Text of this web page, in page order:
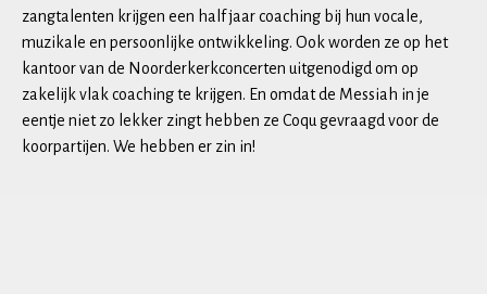
zangtalenten krijgen een half jaar coaching bij hun vocale,
muzikale en persoonlijke ontwikkeling. Ook worden ze op het
kantoor van de Noorderkerkconcerten uitgenodigd om op
zakelijk vlak coaching te krijgen. En omdat de Messiah in je
eentje niet zo lekker zingt hebben ze Coqu gevraagd voor de
koorpartijen. We hebben er zin in!